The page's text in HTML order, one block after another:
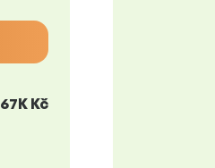
67K Kč